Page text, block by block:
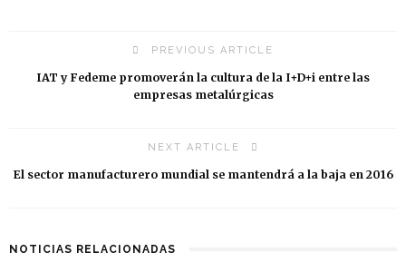
PREVIOUS ARTICLE
IAT y Fedeme promoverán la cultura de la I+D+i entre las
empresas metalúrgicas
NEXT ARTICLE
El sector manufacturero mundial se mantendrá a la baja en 2016
NOTICIAS RELACIONADAS